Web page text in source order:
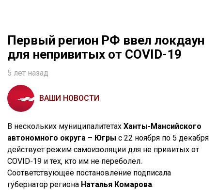
Первый регион РФ ввел локдаун
для непривитых от COVID-19
5 лет назад
ВАШИ НОВОСТИ
В нескольких муниципалитетах Ханты-Мансийского
автономного округа – Югры с 22 ноября по 5 декабря
действует режим самоизоляции для не привитых от
COVID-19 и тех, кто им не переболел.
Соответствующее постановление подписала
губернатор региона Наталья Комарова.